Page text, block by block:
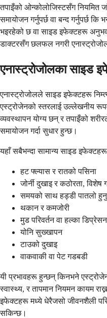
तपाइँको ओन्कोलोजिस्टसँग नियमित
समायोजन गर्नुपर्छ वा बन्द गर्नुपर्छ कि
भइरहेको छ वा साइड इफेक्टहरू
डाक्टरसँग छलफल नगरी
एनास्ट्रोजोलका साइड
एनास्ट्रोजोलले साइड इफेक्टहरू
एस्ट्रोजेनको स्तरलाई उल्लेखनीय
व्यवस्थापन योग्य छन् र तपाइँको
समायोजन गर्दा सुधार हुन्छ।
यहाँ सबैभन्दा सामान्य साइड
हट फ्ल्यास र रातको पसिना
जोर्नी दुखाइ र कठोरता, विशेष
समयको साथ हड्डी पातलो
थकान र कमजोरी
मुड परिवर्तन वा हल्का डिप्रेसन
योनि सुख्खापन
टाउको दुखाइ
वाकवाकी वा पेट गडबडी
यी प्रभावहरू हुन्छन् किनभने
स्वास्थ्य, र तापमान नियमन कायम
इफेक्टहरू मध्ये धेरैजसो जीवनशैली
सकिन्छ।